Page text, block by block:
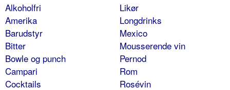
Alkoholfri
Amerika
Barudstyr
Bitter
Bowle og punch
Campari
Cocktails
Likør
Longdrinks
Mexico
Mousserende vin
Pernod
Rom
Rosévin